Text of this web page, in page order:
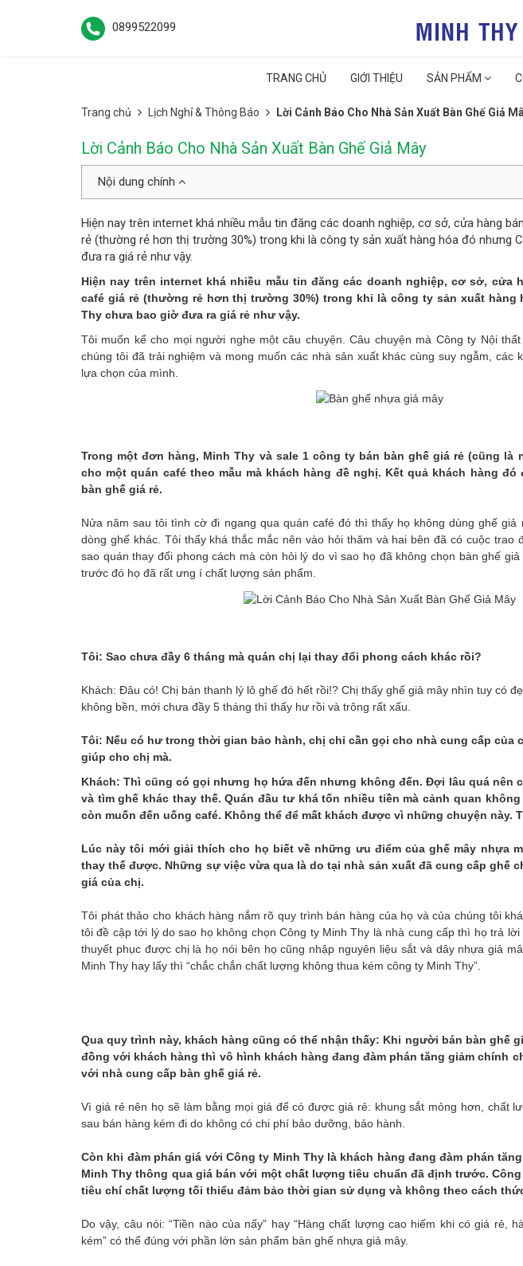
0899522099
TRANG CHỦ GIỚI THIỆU SẢN PHẨM
Trang chủ Lịch Nghỉ & Thông Báo Lời Cảnh Báo Cho Nhà Sản Xuất Bàn Ghế Giả
Lời Cảnh Báo Cho Nhà Sản Xuất Bàn Ghế Giả Mây
Nội dung chính
Hiện nay trên internet khá nhiều mẫu tin đăng các doanh nghiệp, cơ sở, cửa hàng
rẻ (thường rẻ hơn thị trường 30%) trong khi là công ty sản xuất hàng hóa đó nhưng
đưa ra giá rẻ như vậy.
Hiện nay trên internet khá nhiều mẫu tin đăng các doanh nghiệp, cơ sở, cửa
café giá rẻ (thường rẻ hơn thị trường 30%) trong khi là công ty sản xuất hàng
Thy chưa bao giờ đưa ra giá rẻ như vậy.
Tôi muốn kể cho mọi người nghe một câu chuyện. Câu chuyện mà Công ty Nội
chúng tôi đã trải nghiệm và mong muốn các nhà sản xuất khác cùng suy ngẫm, các
lựa chọn của mình.
Trong một đơn hàng, Minh Thy và sale 1 công ty bán bàn ghế giá rẻ (cũng là
cho một quán café theo mẫu mà khách hàng đề nghị. Kết quả khách hàng
bàn ghế giá rẻ.
Nửa năm sau tôi tình cờ đi ngang qua quán café đó thì thấy họ không dùng ghế giả
dòng ghế khác. Tôi thấy khá thắc mắc nên vào hỏi thăm và hai bên đã có cuộc trao
sao quán thay đổi phong cách mà còn hỏi lý do vì sao họ đã không chọn bàn ghế
trước đó họ đã rất ưng í chất lượng sản phẩm.
Tôi: Sao chưa đầy 6 tháng mà quán chị lại thay đổi phong cách khác rồi?
Khách: Đâu có! Chị bán thanh lý lô ghế đó hết rồi!? Chị thấy ghế giả mây nhìn tuy có
không bền, mới chưa đầy 5 tháng thì thấy hư rồi và trông rất xấu.
Tôi: Nếu có hư trong thời gian bảo hành, chị chỉ cần gọi cho nhà cung cấp của
giúp cho chị mà.
Khách: Thì cũng có gọi nhưng họ hứa đến nhưng không đến. Đợi lâu quá nên
và tìm ghế khác thay thế. Quán đầu tư khá tốn nhiều tiền mà cảnh quan
còn muốn đến uống café. Không thể để mất khách được vì những chuyện này.
Lúc này tôi mới giải thích cho họ biết về những ưu điểm của ghế mây nhựa
thay thế được. Những sự việc vừa qua là do tại nhà sản xuất đã cung cấp ghế
giá của chị.
Tôi phát thảo cho khách hàng nắm rõ quy trình bán hàng của họ và của chúng tôi
tôi đề cập tới lý do sao họ không chọn Công ty Minh Thy là nhà cung cấp thì họ trả
thuyết phục được chị là họ nói bên họ cũng nhập nguyên liệu sắt và dây nhựa giả
Minh Thy hay lấy thì “chắc chắn chất lượng không thua kém công ty Minh Thy”.
Qua quy trình này, khách hàng cũng có thể nhận thấy: Khi người bán bàn ghế
đồng với khách hàng thì vô hình khách hàng đang đàm phán tăng giảm chính
với nhà cung cấp bàn ghế giá rẻ.
Vì giá rẻ nên họ sẽ làm bằng mọi giá để có được giá rẻ: khung sắt mỏng hơn, chất
sau bán hàng kém đi do không có chi phí bảo dưỡng, bảo hành.
Còn khi đàm phán giá với Công ty Minh Thy là khách hàng đang đàm phán
Minh Thy thông qua giá bán với một chất lượng tiêu chuẩn đã định trước.
tiêu chí chất lượng tối thiểu đảm bảo thời gian sử dụng và không theo cách
Do vậy, câu nói: “Tiền nào của nấy” hay “Hàng chất lượng cao hiếm khi có giá rẻ,
kém” có thể đúng với phần lớn sản phẩm bàn ghế nhựa giả mây.